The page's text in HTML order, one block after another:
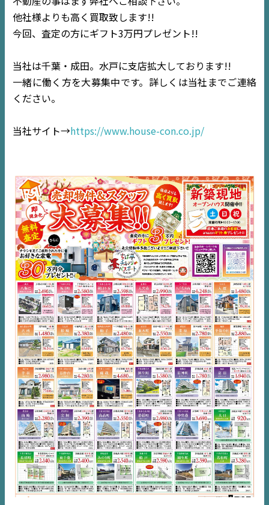
TOP
EVENT
住宅情報誌ミッケル
市原エリア
千葉エリア
内房エリア
デジタルサイネージ
不動産一括査定
コラム
他社様よりも高く買取致します!!
今回、査定の方にギフト3万円プレゼント!!
当社は千葉・成田。水戸に支店拡大しております!!
一緒に働く方を大募集中です。詳しくは当社までご連絡
ください。
当社サイト→https://www.house-con.co.jp/